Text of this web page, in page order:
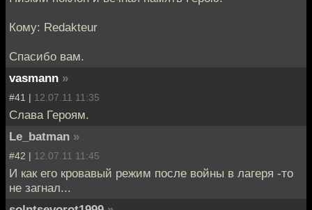
Кому: Redakteur
Спасибо вам.
vasmann »
#41 | 12.07.11 11:35
Слава Героям.
Le_batman »
#42 | 12.07.11 11:45
И как его кровавый режим после войны в лагеря -то
не загнал...